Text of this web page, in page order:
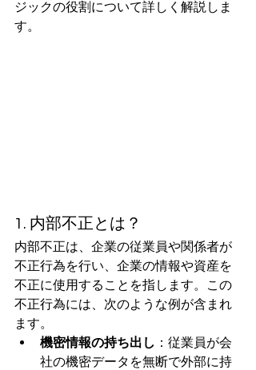
ジックの役割について詳しく解説しま
す。
1. 内部不正とは？
内部不正は、企業の従業員や関係者が
不正行為を行い、企業の情報や資産を
不正に使用することを指します。この
不正行為には、次のような例が含まれ
ます。
機密情報の持ち出し ：従業員が会
社の機密データを無断で外部に持